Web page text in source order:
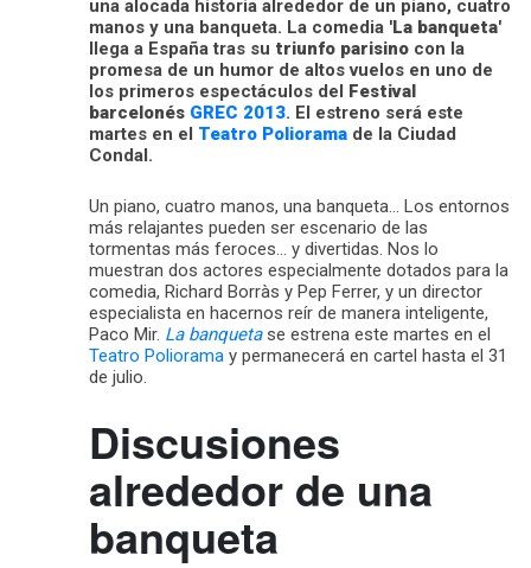
una alocada historia alrededor de un piano, cuatro
manos y una banqueta. La comedia 'La banqueta'
llega a España tras su triunfo parisino con la
promesa de un humor de altos vuelos en uno de
los primeros espectáculos del Festival
barcelonés GREC 2013. El estreno será este
martes en el Teatro Poliorama de la Ciudad
Condal.
Un piano, cuatro manos, una banqueta… Los entornos
más relajantes pueden ser escenario de las
tormentas más feroces… y divertidas. Nos lo
muestran dos actores especialmente dotados para la
comedia, Richard Borràs y Pep Ferrer, y un director
especialista en hacernos reír de manera inteligente,
Paco Mir. La banquetase estrena este martes en el
Teatro Poliorama y permanecerá en cartel hasta el 31
de julio.
Discusiones
alrededor de una
banqueta